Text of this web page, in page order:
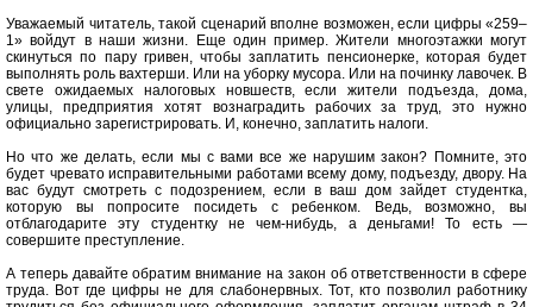
Уважаемый читатель, такой сценарий вполне возможен, если цифры «259–
1» войдут в наши жизни. Еще один пример. Жители многоэтажки могут
скинуться по пару гривен, чтобы заплатить пенсионерке, которая будет
выполнять роль вахтерши. Или на уборку мусора. Или на починку лавочек. В
свете ожидаемых налоговых новшеств, если жители подъезда, дома,
улицы, предприятия хотят вознаградить рабочих за труд, это нужно
официально зарегистрировать. И, конечно, заплатить налоги.
Но что же делать, если мы с вами все же нарушим закон? Помните, это
будет чревато исправительными работами всему дому, подъезду, двору. На
вас будут смотреть с подозрением, если в ваш дом зайдет студентка,
которую вы попросите посидеть с ребенком. Ведь, возможно, вы
отблагодарите эту студентку не чем-нибудь, а деньгами! То есть —
совершите преступление.
А теперь давайте обратим внимание на закон об ответственности в сфере
труда. Вот где цифры не для слабонервных. Тот, кто позволил работнику